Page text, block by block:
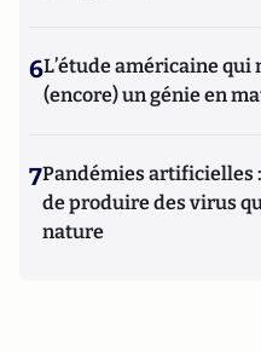
6L’étude américaine qui
(encore) un génie en
7Pandémies artificielles
de produire des virus
nature